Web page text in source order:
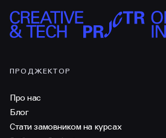
ПРОДЖЕКТОР
Про нас
Блог
Стати замовником на курсах